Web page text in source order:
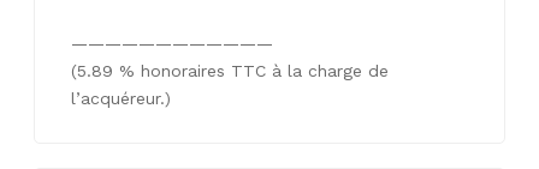
————————————
(5.89 % honoraires TTC à la charge de
l’acquéreur.)